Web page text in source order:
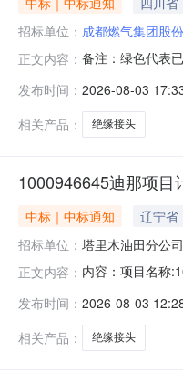
招标单位： 成都燃气集团股
正文内容： 备注：绿色代表
日期2026年08月
发布时间： 2026-08-03
相关产品：
绝缘接头
1000946645迪那项
中标｜中标通知 辽宁省
招标单位： 塔里木油田分公司
正文内容： 内容：项目名称
发布时间： 2026-08-03
相关产品：
绝缘接头